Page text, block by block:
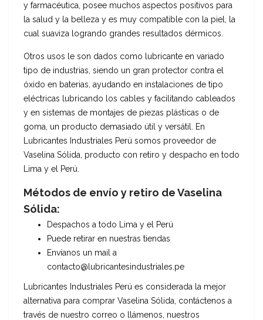
y farmacéutica, posee muchos aspectos positivos para
la salud y la belleza y es muy compatible con la piel, la
cual suaviza logrando grandes resultados dérmicos.
Otros usos le son dados como lubricante en variado
tipo de industrias, siendo un gran protector contra el
óxido en baterias, ayudando en instalaciones de tipo
eléctricas lubricando los cables y facilitando cableados
y en sistemas de montajes de piezas plásticas o de
goma, un producto demasiado útil y versátil. En
Lubricantes Industriales Perú somos proveedor de
Vaselina Sólida, producto con retiro y despacho en todo
Lima y el Perú.
Métodos de envío y retiro de Vaselina
Sólida:
Despachos a todo Lima y el Perú
Puede retirar en nuestras tiendas
Envíanos un mail a
contacto@lubricantesindustriales.pe
Lubricantes Industriales Perú es considerada la mejor
alternativa para comprar Vaselina Sólida, contáctenos a
través de nuestro correo o llámenos, nuestros